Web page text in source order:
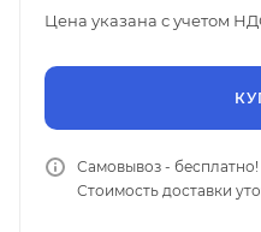
Цена указана с учетом
Самовывоз - бесплатно!
Стоимость доставки